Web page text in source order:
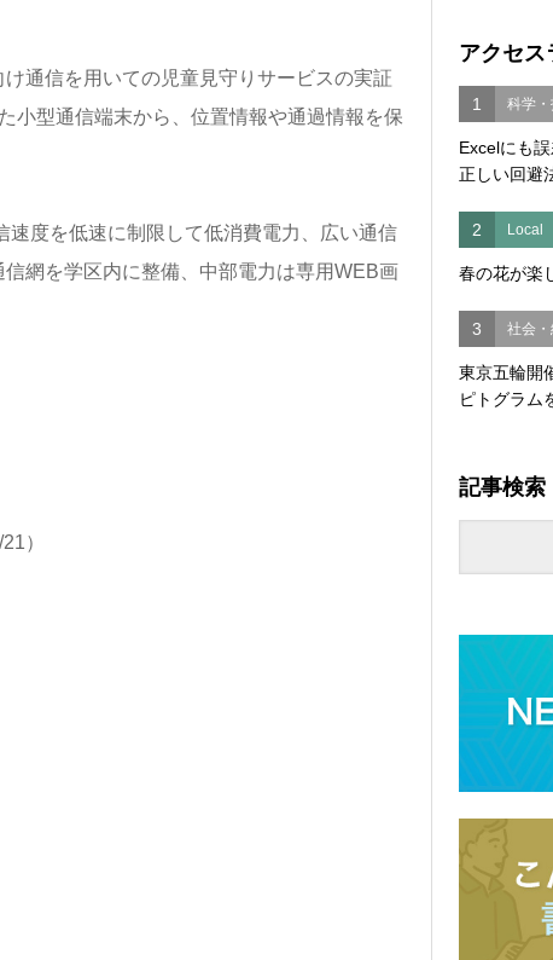
通信を用いての児童見守りサービスの実証
小型通信端末から、位置情報や通過情報を保
度を低速に制限して低消費電力、広い通信
網を学区内に整備、中部電力は専用WEB画
）
アクセ
1 科学
Excelにも
正しい回避
2 Local
春の花が楽
3 社会・
東京五輪開
ピトグラム
記事検索